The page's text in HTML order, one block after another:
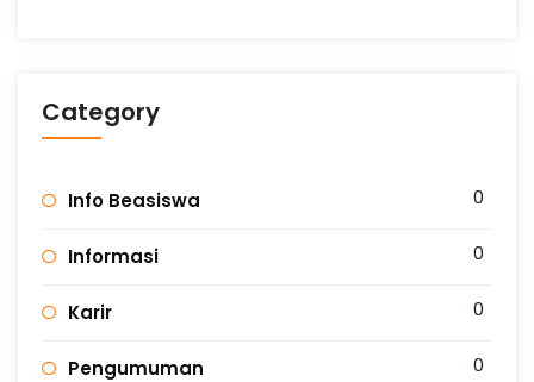
Category
Info Beasiswa 0
Informasi 0
Karir 0
Pengumuman 0